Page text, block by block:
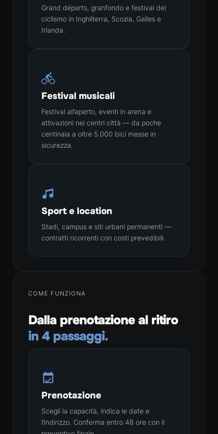
Grand départs, granfondo e festival del
ciclismo in Inghilterra, Scozia, Galles e
Irlanda.
Festival musicali
Festival all’aperto, eventi in arena e
attivazioni nei centri città — da poche
centinaia a oltre 5.000 bici messe in
sicurezza.
Sport e location
Stadi, campus e siti urbani permanenti —
contratti ricorrenti con costi prevedibili.
COME FUNZIONA
Dalla prenotazione al ritiro
in 4 passaggi.
Prenotazione
Scegli la capacità, indica le date e
l’indirizzo. Conferma entro 48 ore con il